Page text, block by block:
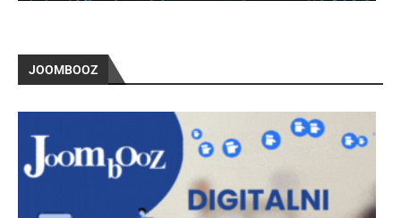
JOOMBOOZ